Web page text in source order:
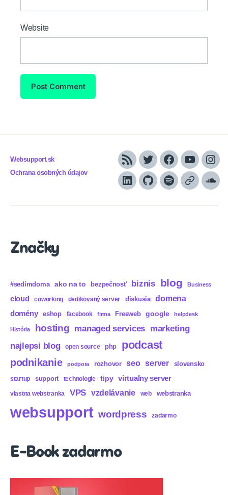
Website
Websupport.sk
Ochrana osobných údajov
RSS TwitterFacebook
YouTube
LinkedInGitHubSpotifyApple
Značky
#sedímdoma ako na to bezpečnosť biznis blog Business
cloud coworking dedikovaný server diskusia domena
domény eshop facebook firma Freeweb google helpdesk
História hosting managed services marketing
najlepsi blog open source php podcast
podnikanie podpora rozhovor seo server slovensko
startup support technologie tipy virtualny server
vlastna webstranka VPS vzdelávanie web webstranka
websupport wordpress zadarmo
E-Book zadarmo